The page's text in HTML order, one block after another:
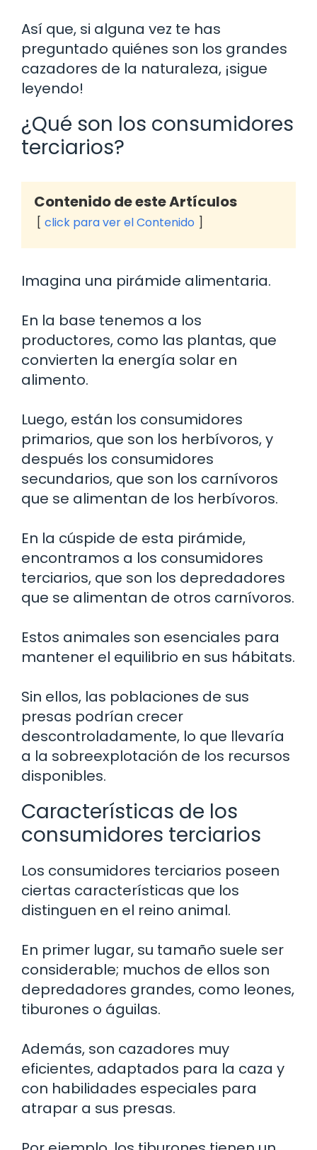
Así que, si alguna vez te has
preguntado quiénes son los grandes
cazadores de la naturaleza, ¡sigue
leyendo!
¿Qué son los consumidores
terciarios?
Contenido de este Artículos
click para ver el Contenido
Imagina una pirámide alimentaria.
En la base tenemos a los
productores, como las plantas, que
convierten la energía solar en
alimento.
Luego, están los consumidores
primarios, que son los herbívoros, y
después los consumidores
secundarios, que son los carnívoros
que se alimentan de los herbívoros.
En la cúspide de esta pirámide,
encontramos a los consumidores
terciarios, que son los depredadores
que se alimentan de otros carnívoros.
Estos animales son esenciales para
mantener el equilibrio en sus hábitats.
Sin ellos, las poblaciones de sus
presas podrían crecer
descontroladamente, lo que llevaría
a la sobreexplotación de los recursos
disponibles.
Características de los
consumidores terciarios
Los consumidores terciarios poseen
ciertas características que los
distinguen en el reino animal.
En primer lugar, su tamaño suele ser
considerable; muchos de ellos son
depredadores grandes, como leones,
tiburones o águilas.
Además, son cazadores muy
eficientes, adaptados para la caza y
con habilidades especiales para
atrapar a sus presas.